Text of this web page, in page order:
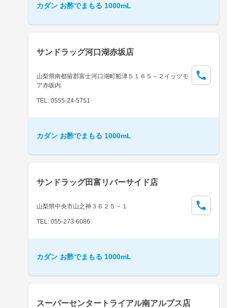
カダン お酢でまもる 1000mL
サンドラッグ河口湖赤坂店
山梨県南都留郡富士河口湖町船津５１６５－２イッツモ
ア赤坂内
TEL: 0555-24-5751
カダン お酢でまもる 1000mL
サンドラッグ田富リバーサイド店
山梨県中央市山之神３６２５－１
TEL: 055-273-6086
カダン お酢でまもる 1000mL
スーパーセンタートライアル南アルプス店